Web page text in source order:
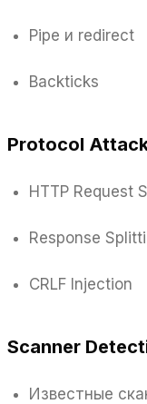
Pipe и redirect
Backticks
Protocol
HTTP Request
Response
CRLF Injection
Scanner
Известные